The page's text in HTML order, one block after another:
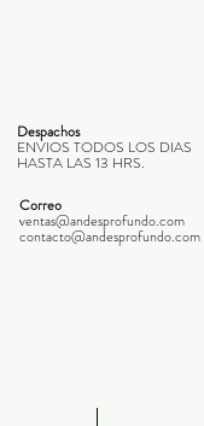
Despachos
ENVIOS TODOS LOS DIAS
HASTA LAS 13 HRS.
Correo
ventas@andesprofundo.com
contacto@andesprofundo.com